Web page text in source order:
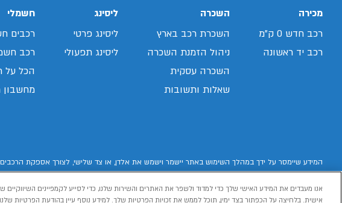
מכירה
רכב חדש 0 ק"מ
רכב יד ראשונה
השכרה
השכרת רכב בארץ
ניהול הזמנת השכרה
השכרה עסקית
שאלות ותשובות
ליסינג
ליסינג פרטי
ליסינג תפעולי
חשמלי
רכבים
רכב
הכל על
מחשבון
המידע שיימסר על ידך במהלך השימוש באתר יישמר וישמש את אלדן, או צד שלישי, לצורך אספקת הרכבים
אנו מעבדים את המידע האישי שלך כדי למדוד ולשפר את האתרים והשירות שלנו, כדי לסייע לקמפיינים השיווקיים
אישית. בלחיצה על הכפתור בצד ימין, תוכל לממש את זכויות הפרטיות שלך. למידע נוסף עיין בהודעת הפרטיות שלנו